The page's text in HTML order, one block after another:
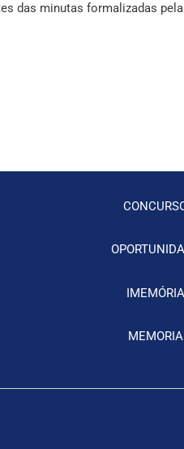
das minutas formalizadas